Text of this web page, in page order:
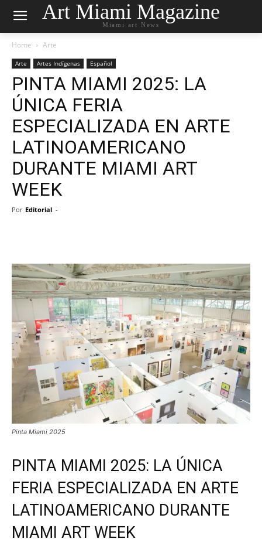
Art Miami Magazine
Miami art News
Home Arte
Arte Artes Indígenas Español
PINTA MIAMI 2025: LA
ÚNICA FERIA
ESPECIALIZADA EN ARTE
LATINOAMERICANO
DURANTE MIAMI ART
WEEK
Por Editorial -
Pinta Miami 2025
PINTA MIAMI 2025: LA ÚNICA
FERIA ESPECIALIZADA EN ARTE
LATINOAMERICANO DURANTE
MIAMI ART WEEK